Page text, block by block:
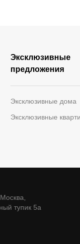
Эксклюзивные
предложения
Эксклюзивные дома
Эксклюзивные
тупик 5а